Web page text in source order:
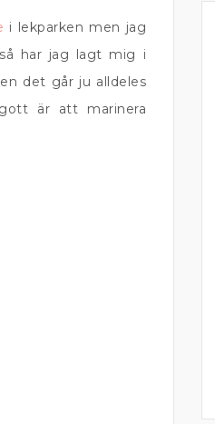
i lekparken men jag
har jag lagt mig i
det går ju alldeles
är att marinera